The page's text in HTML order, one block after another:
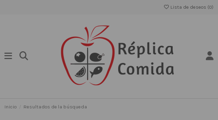
Lista de deseos (0)
Inicio Resultados de la búsqueda